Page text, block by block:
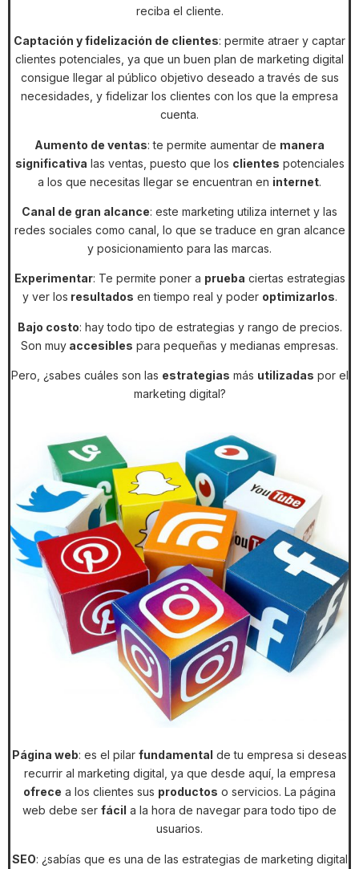
reciba el cliente.
Captación y fidelización de clientes: permite atraer y captar
clientes potenciales, ya que un buen plan de marketing digital
consigue llegar al público objetivo deseado a través de sus
necesidades, y fidelizar los clientes con los que la empresa
cuenta.
Aumento de ventas: te permite aumentar de manera
significativa las ventas, puesto que los clientes potenciales
a los que necesitas llegar se encuentran en internet.
Canal de gran alcance: este marketing utiliza internet y las
redes sociales como canal, lo que se traduce en gran alcance
y posicionamiento para las marcas.
Experimentar: Te permite poner a prueba ciertas estrategias
y ver los resultados en tiempo real y poder optimizarlos.
Bajo costo: hay todo tipo de estrategias y rango de precios.
Son muy accesibles para pequeñas y medianas empresas.
Pero, ¿sabes cuáles son las estrategias más utilizadas por el
marketing digital?
Página web: es el pilar fundamental de tu empresa si deseas
recurrir al marketing digital, ya que desde aquí, la empresa
ofrece a los clientes sus productos o servicios. La página
web debe ser fácil a la hora de navegar para todo tipo de
usuarios.
SEO: ¿sabías que es una de las estrategias de marketing digital